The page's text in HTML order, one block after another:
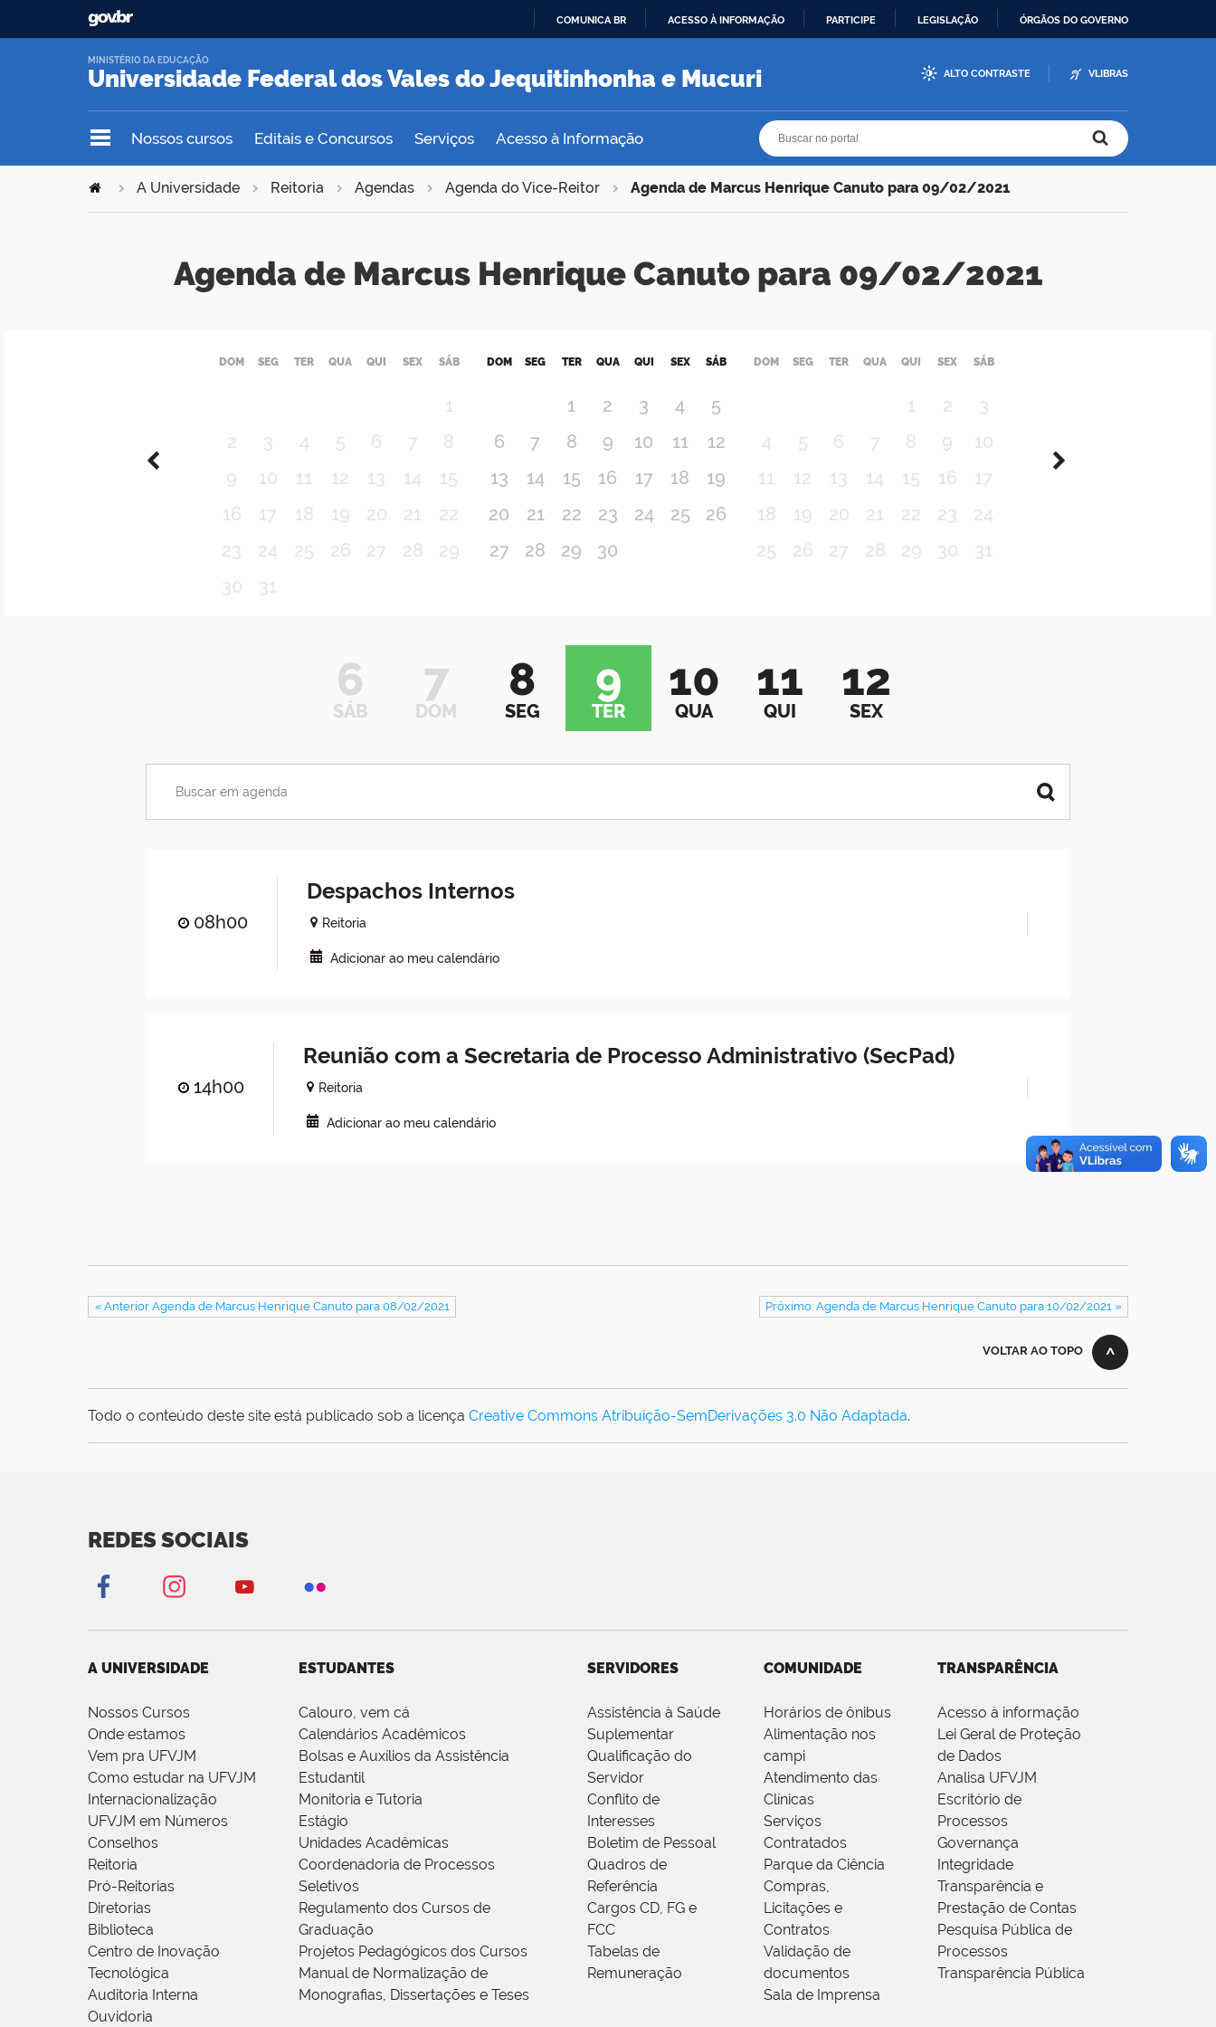
O
COMUNICA BR ACESSO À INFORMAÇÃO PARTICIPE LEGISLAÇÃO ÓRGÃOS DO GOVERNO
Universidade Federal dos Vales do Jequitinhonha e Mucuri
MINISTÉRIO DA EDUCAÇÃO
ALTO CONTRASTE VLIBRAS
Nossos cursos Editais e Concursos Serviços Acesso à Informação
A Universidade Reitoria Agendas Agenda do Vice-Reitor Agenda de Marcus Henrique Canuto para 09/02/2021
Agenda de Marcus Henrique Canuto para 09/02/2021
DOM SEG TER QUA QUI SEX SÁB
1
2
3 4 5 6 7
8
9
10 11 12 13 14
15
16
17 18 19 20 21
22
23
24 25 26 27 28
29
30
31
DOM SEG TER QUA QUI SEX SÁB
1 2 3 4
5
6
7 8 9 10 11
12
13
14 15 16 17 18
19
20
21 22 23 24 25
26
27
28 29 30
DOM SEG TER QUA QUI SEX SÁB
1 2
3
4
5 6 7 8 9
10
11
12 13 14 15 16
17
18
19 20 21 22 23
24
25
26 27 28 29 30 31
6
SÁB
7
DOM
8
SEG
9
TER
10
QUA
11
QUI
12
SEX
08h00
Despachos Internos
Reitoria
Adicionar ao meu calendário
14h00
Reunião com a Secretaria de Processo Administrativo (SecPad)
Reitoria
Adicionar ao meu calendário
« Anterior Agenda de Marcus Henrique Canuto para 08/02/2021 Próximo: Agenda de Marcus Henrique Canuto para 10/02/2021 »
VOLTAR AO TOPO
Todo o conteúdo deste site está publicado sob a licença Creative Commons Atribuição-SemDerivações 3.0 Não Adaptada.
REDES SOCIAIS
A UNIVERSIDADE
Nossos Cursos
Onde estamos
Vem pra UFVJM
Como estudar na UFVJM
Internacionalização
UFVJM em Números
Conselhos
Reitoria
Pró-Reitorias
Diretorias
Biblioteca
Centro de Inovação
Tecnológica
Auditoria Interna
Ouvidoria
ESTUDANTES
Calouro, vem cá
Calendários Acadêmicos
Bolsas e Auxílios da Assistência
Estudantil
Monitoria e Tutoria
Estágio
Unidades Acadêmicas
Coordenadoria de Processos
Seletivos
Regulamento dos Cursos de
Graduação
Projetos Pedagógicos dos Cursos
Manual de Normalização de
Monografias, Dissertações e Teses
SERVIDORES
Assistência à Saúde
Suplementar
Qualificação do
Servidor
Conflito de
Interesses
Boletim de Pessoal
Quadros de
Referência
Cargos CD, FG e
FCC
Tabelas de
Remuneração
COMUNIDADE
Horários de ônibus
Alimentação nos
campi
Atendimento das
Clínicas
Serviços
Contratados
Parque da Ciência
Compras,
Licitações e
Contratos
Validação de
documentos
Sala de Imprensa
TRANSPARÊNCIA
Acesso à informação
Lei Geral de Proteção
de Dados
Analisa UFVJM
Escritório de
Processos
Governança
Integridade
Transparência e
Prestação de Contas
Pesquisa Pública de
Processos
Transparência Pública